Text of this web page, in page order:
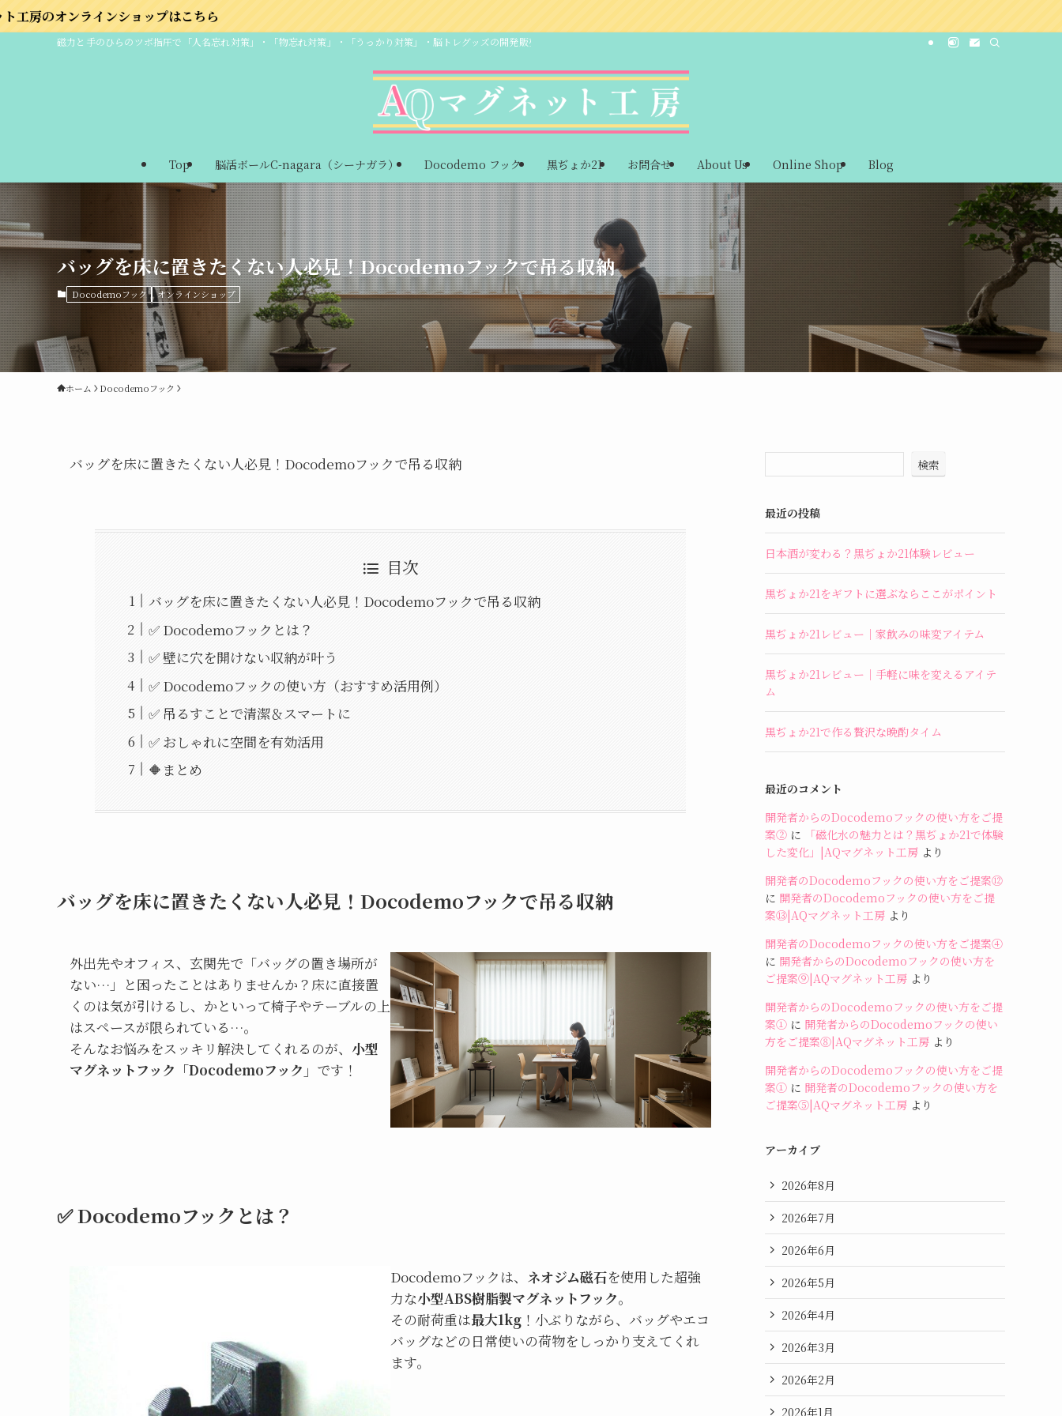
ップはこちら
磁力と手のひらのツボ指圧で「人名忘れ対策」・「物忘れ対策」・「うっかり対策」・脳トレグッズの開発販売
Top 脳活ボールC-nagara（シーナガラ） Docodemo フック 黒ぢょか21 お問合せ About Us Online Shop Blog
バッグを床に置きたくない人必見！Docodemoフックで吊る収納
Docodemoフック オンラインショップ
ホーム Docodemoフック
バッグを床に置きたくない人必見！Docodemoフックで吊る収納
目次
バッグを床に置きたくない人必見！Docodemoフックで吊る収納
✅ Docodemoフックとは？
✅ 壁に穴を開けない収納が叶う
✅ Docodemoフックの使い方（おすすめ活用例）
✅ 吊るすことで清潔＆スマートに
✅ おしゃれに空間を有効活用
🔶まとめ
バッグを床に置きたくない人必見！Docodemoフックで吊る収納
外出先やオフィス、玄関先で「バッグの置き場所が
ない…」と困ったことはありませんか？床に直接置
くのは気が引けるし、かといって椅子やテーブルの上
はスペースが限られている…。
そんなお悩みをスッキリ解決してくれるのが、 小型
マグネットフック「Docodemoフック」 です！
✅ Docodemoフックとは？
Docodemoフックは、 ネオジム磁石を使用した超強
力な小型ABS樹脂製マグネットフック。
その耐荷重は最大1kg ！小ぶりながら、バッグやエコ
バッグなどの日常使いの荷物をしっかり支えてくれ
ます。
検索
最近の投稿
日本酒が変わる？黒ぢょか21体験レビュー
黒ぢょか21をギフトに選ぶならここがポイント
黒ぢょか21レビュー｜家飲みの味変アイテム
黒ぢょか21レビュー｜手軽に味を変えるアイテ
ム
黒ぢょか21で作る贅沢な晩酌タイム
最近のコメント
開発者からのDocodemoフックの使い方をご提
案② に
「磁化水の魅力とは？黒ぢょか21で体験
した変化」|AQマグネット工房 より
開発者のDocodemoフックの使い方をご提案⑫
に 開発者のDocodemoフックの使い方をご提
案⑬|AQマグネット工房 より
開発者のDocodemoフックの使い方をご提案④
に 開発者からのDocodemoフックの使い方を
ご提案⑨|AQマグネット工房 より
開発者からのDocodemoフックの使い方をご提
案① に 開発者からのDocodemoフックの使い
方をご提案⑧|AQマグネット工房 より
開発者からのDocodemoフックの使い方をご提
案① に 開発者のDocodemoフックの使い方を
ご提案⑤|AQマグネット工房 より
アーカイブ
2026年8月
2026年7月
2026年6月
2026年5月
2026年4月
2026年3月
2026年2月
2026年1月